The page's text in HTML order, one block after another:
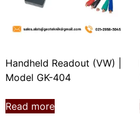
Handheld Readout (VW) |
Model GK-404
Read more